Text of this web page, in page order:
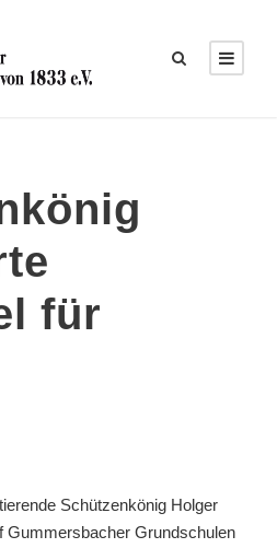
für
Schützenkönig Holger
Gummersbacher Grundschulen